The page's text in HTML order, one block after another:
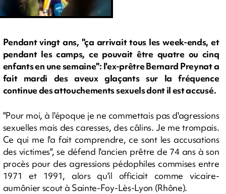
Pendant vingt ans, "ça arrivait tous les week-ends, et
pendant les camps, ce pouvait être quatre ou cinq
enfants en une semaine": l'ex-prêtre Bernard Preynat a
fait mardi des aveux glaçants sur la fréquence
continue des attouchements sexuels dont il est accusé.
"Pour moi, à l'époque je ne commettais pas d'agressions
sexuelles mais des caresses, des câlins. Je me trompais.
Ce qui me l'a fait comprendre, ce sont les accusations
des victimes", se défend l'ancien prêtre de 74 ans à son
procès pour des agressions pédophiles commises entre
1971 et 1991, alors qu'il officiait comme vicaire-
aumônier scout à Sainte-Foy-Lès-Lyon (Rhône).